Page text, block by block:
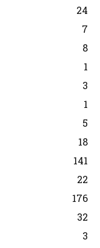
24
7
8
1
3
1
5
18
141
22
176
32
3